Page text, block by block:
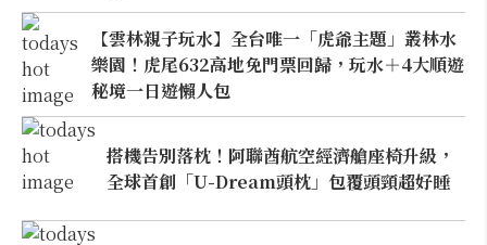
【雲林親子玩水】全台唯一「虎爺主題」叢林水
樂園！虎尾632高地免門票回歸，玩水＋4大順遊
秘境一日遊懶人包
搭機告別落枕！阿聯酋航空經濟艙座椅升級，
全球首創「U-Dream頭枕」包覆頭頸超好睡